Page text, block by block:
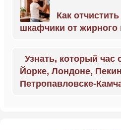
Как
шкафчики от жирного
Узнать, который час
Йорке, Лондоне,
Петропавловске-